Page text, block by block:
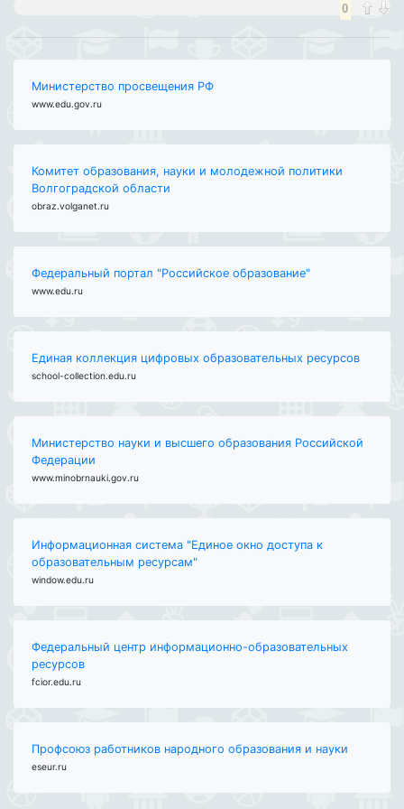
0
Министерство просвещения РФ
www.edu.gov.ru
Комитет образования, науки и молодежной политики
Волгоградской области
obraz.volganet.ru
Федеральный портал "Российское образование"
www.edu.ru
Единая коллекция цифровых образовательных ресурсов
school-collection.edu.ru
Министерство науки и высшего образования Российской
Федерации
www.minobrnauki.gov.ru
Информационная система "Единое окно доступа к
образовательным ресурсам"
window.edu.ru
Федеральный центр информационно-образовательных
ресурсов
fcior.edu.ru
Профсоюз работников народного образования и науки
eseur.ru